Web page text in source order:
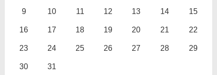
9 10 11 12 13 14 15
16 17 18 19 20 21 22
23 24 25 26 27 28 29
30 31